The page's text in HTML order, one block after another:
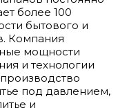
более 100
бытового и
Компания
мощности
и технологии
под давлением,
и